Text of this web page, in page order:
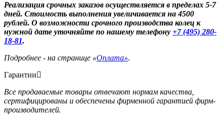
Реализация срочных заказов осуществляется в пределах 5-7
дней. Стоимость выполнения увеличивается на 4500
рублей. О возможности срочного производства колец к
нужной дате уточняйте по нашему телефону +7 (495) 280-
18-81.
Подробнее - на странице «Оплата».
Гарантии
Все продаваемые товары отвечают нормам качества,
сертифицированы и обеспечены фирменной гарантией фирм-
производителей.